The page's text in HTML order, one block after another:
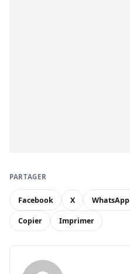
PARTAGER
Facebook X WhatsApp
Copier Imprimer